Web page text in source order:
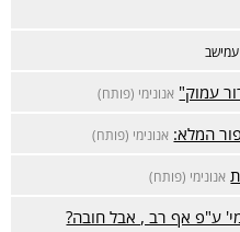
עמישב
עמוק" אנונימי (פותח)
המלא: אנונימי (פותח)
אנונימי (פותח)
ע"פ אף רב , אבל חובה?